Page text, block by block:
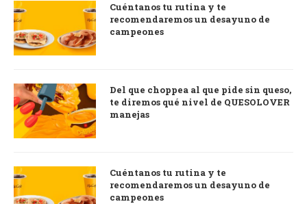
Cuéntanos tu rutina y te
recomendaremos un desayuno de
campeones
Del que choppea al que pide sin queso,
te diremos qué nivel de QUESOLOVER
manejas
Cuéntanos tu rutina y te
recomendaremos un desayuno de
campeones